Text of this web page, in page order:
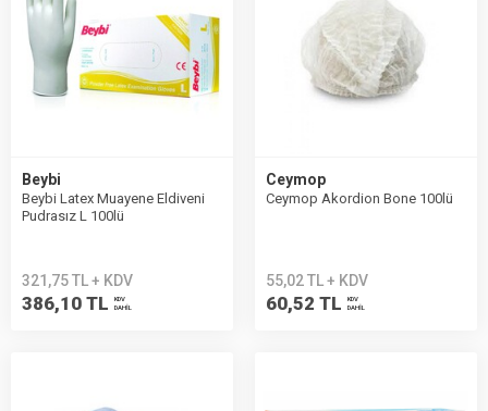
Beybi
Beybi Latex Muayene Eldiveni
Pudrasız L 100lü
321,75 TL + KDV
386,10 TL
KDV
DAHİL
Ceymop
Ceymop Akordion Bone 100lü
55,02 TL + KDV
60,52 TL
KDV
DAHİL